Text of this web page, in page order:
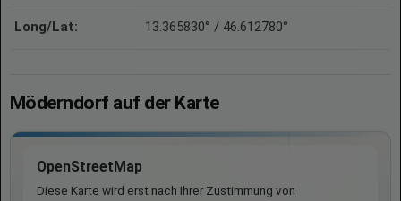
Long/Lat: 13.365830° / 46.612780°
Möderndorf auf der Karte
OpenStreetMap
Diese Karte wird erst nach Ihrer Zustimmung von